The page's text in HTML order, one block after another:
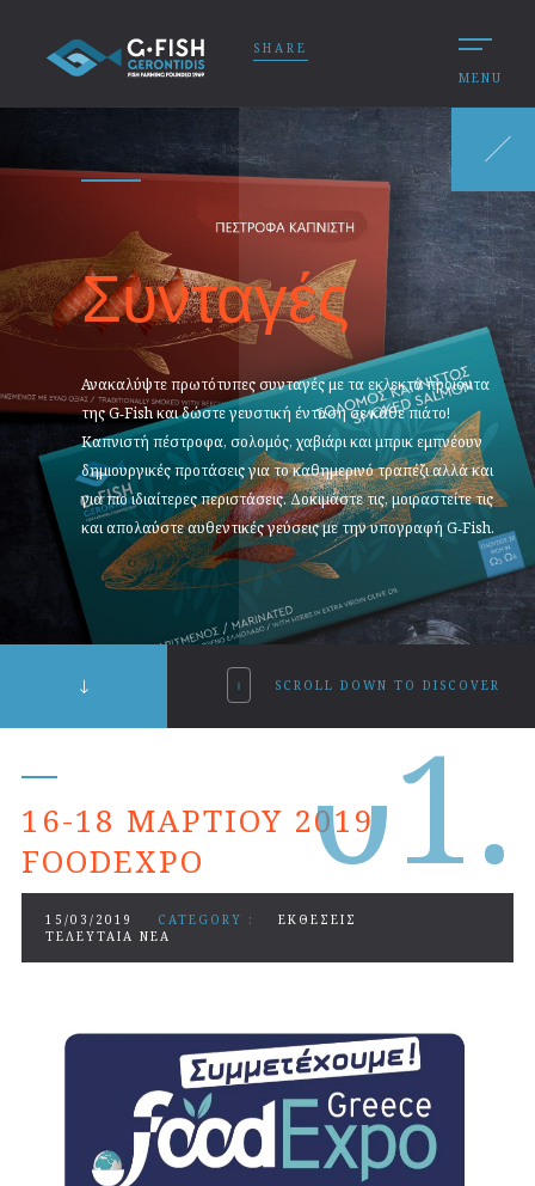
MENU
SHARE
Συνταγές
Ανακαλύψτε πρωτότυπες συνταγές με τα εκλεκτά προϊόντα
της G‑Fish και δώστε γευστική ένταση σε κάθε πιάτο!
Καπνιστή πέστροφα, σολομός, χαβιάρι και μπρικ εμπνέουν
δημιουργικές προτάσεις για το καθημερινό τραπέζι αλλά και
για πιο ιδιαίτερες περιστάσεις. Δοκιμάστε τις, μοιραστείτε τις
και απολαύστε αυθεντικές γεύσεις με την υπογραφή G‑Fish.
SCROLL DOWN TO DISCOVER
16-18 ΜΑΡΤΊΟΥ 2019
FOODEXPO
15/03/2019 CATEGORY :
ΕΚΘΕΣΕΙΣ
ΤΕΛΕΥΤΑΙΑ ΝΕΑ
01.